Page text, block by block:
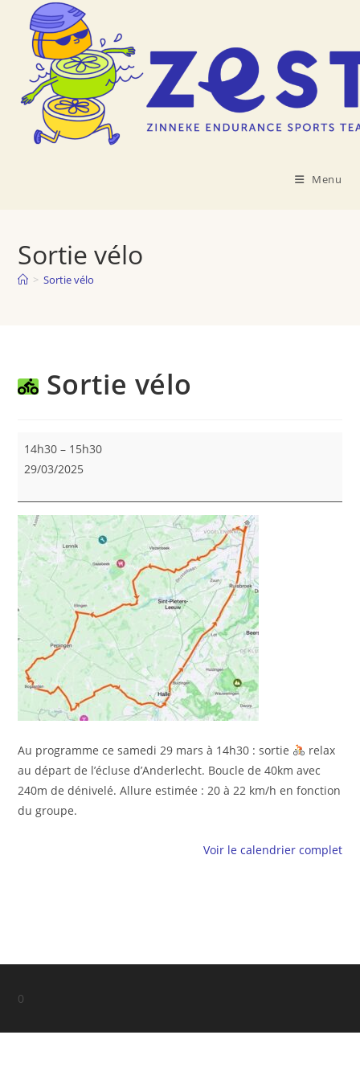
content
Menu
Sortie vélo
> Sortie vélo
Sortie vélo
Sortie
vélo
14h30 – 15h30
29/03/2025
Au programme ce samedi 29 mars à 14h30 : sortie
relax
au départ de l’écluse d’Anderlecht. Boucle de 40km avec
240m de dénivelé. Allure estimée : 20 à 22 km/h en fonction
du groupe.
Voir le calendrier complet
0